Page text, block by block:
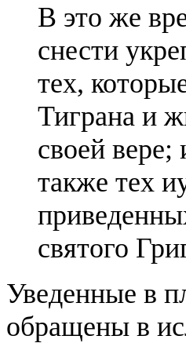
В это же
снести
тех,
Тиграна и
своей
также тех
святого
Уведенные в
обращены в